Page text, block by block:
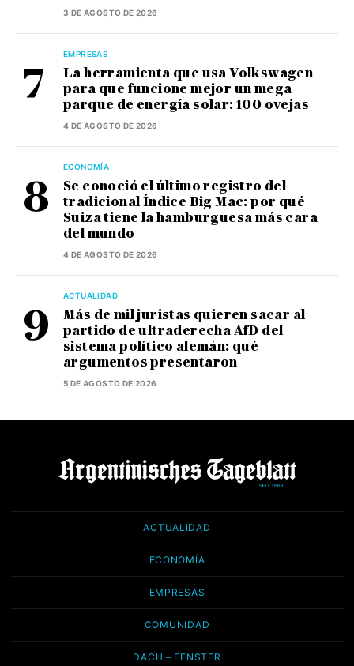
3 DE AGOSTO DE 2026
EMPRESAS
La herramienta que usa Volkswagen
para que funcione mejor un mega
parque de energía solar: 100 ovejas
4 DE AGOSTO DE 2026
ECONOMÍA
Se conoció el último registro del
tradicional Índice Big Mac: por qué
Suiza tiene la hamburguesa más cara
del mundo
4 DE AGOSTO DE 2026
ACTUALIDAD
Más de mil juristas quieren sacar al
partido de ultraderecha AfD del
sistema político alemán: qué
argumentos presentaron
5 DE AGOSTO DE 2026
ACTUALIDAD
ECONOMÍA
EMPRESAS
COMUNIDAD
DACH – FENSTER